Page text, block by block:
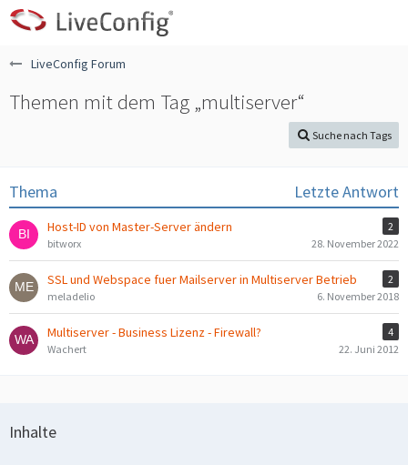
LiveConfig Forum
Themen mit dem Tag „multiserver“
Suche nach Tags
Thema Letzte Antwort
Host-ID von Master-Server ändern
2
bitworx
28. November 2022
SSL und Webspace fuer Mailserver in Multiserver Betrieb
2
meladelio
6. November 2018
Multiserver - Business Lizenz - Firewall?
4
Wachert
22. Juni 2012
Inhalte